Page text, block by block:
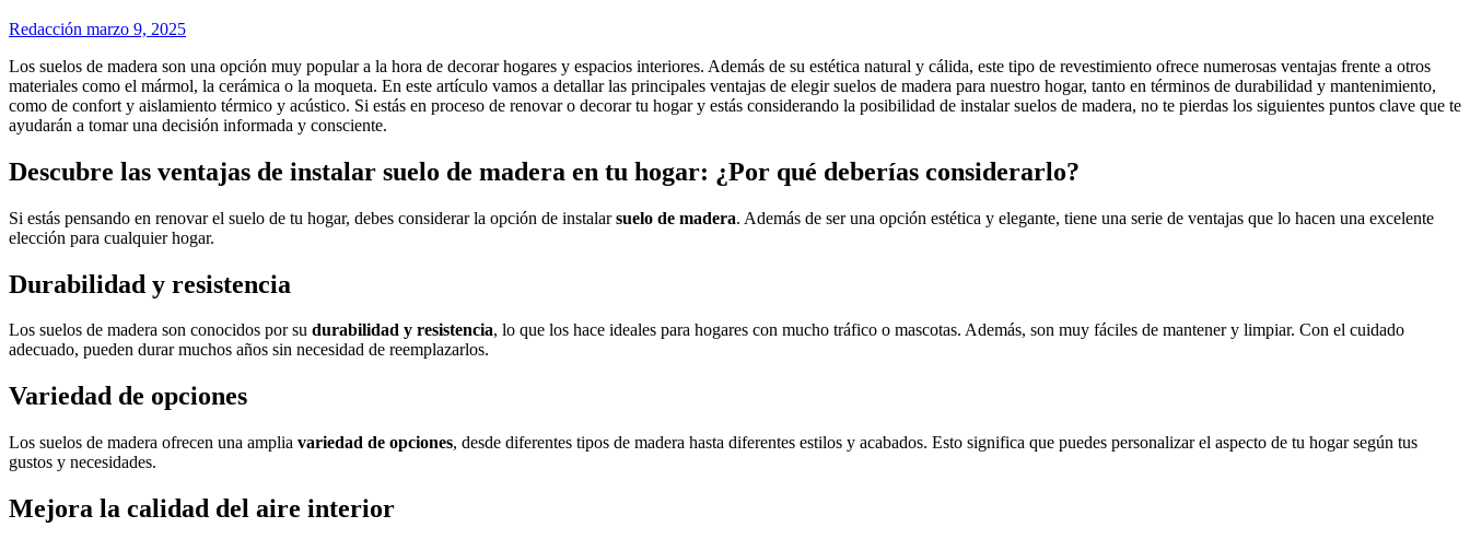
Redacción marzo 9, 2025
Los suelos de madera son una opción muy popular a la hora de decorar hogares y espacios interiores. Además de su estética natural y cálida, este tipo de revestimiento ofrece numerosas ventajas frente a otros
materiales como el mármol, la cerámica o la moqueta. En este artículo vamos a detallar las principales ventajas de elegir suelos de madera para nuestro hogar, tanto en términos de durabilidad y mantenimiento,
como de confort y aislamiento térmico y acústico. Si estás en proceso de renovar o decorar tu hogar y estás considerando la posibilidad de instalar suelos de madera, no te pierdas los siguientes puntos clave que te
ayudarán a tomar una decisión informada y consciente.
Descubre las ventajas de instalar suelo de madera en tu hogar: ¿Por qué deberías considerarlo?
Si estás pensando en renovar el suelo de tu hogar, debes considerar la opción de instalarsuelo de madera. Además de ser una opción estética y elegante, tiene una serie de ventajas que lo hacen una excelente
elección para cualquier hogar.
Durabilidad y resistencia
Los suelos de madera son conocidos por su durabilidad y resistencia, lo que los hace ideales para hogares con mucho tráfico o mascotas. Además, son muy fáciles de mantener y limpiar. Con el cuidado
adecuado, pueden durar muchos años sin necesidad de reemplazarlos.
Variedad de opciones
Los suelos de madera ofrecen una amplia variedad de opciones, desde diferentes tipos de madera hasta diferentes estilos y acabados. Esto significa que puedes personalizar el aspecto de tu hogar según tus
gustos y necesidades.
Mejora la calidad del aire interior